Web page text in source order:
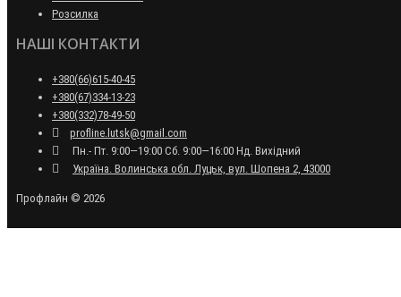
Розсилка
НАШІ КОНТАКТИ
+380(66)615-40-45
+380(67)334-13-23
+380(332)78-49-50
profline.lutsk@gmail.com
Пн.- Пт. 9:00—19:00 Сб. 9:00—16:00 Нд. Вихідний
Україна. Волинська обл. Луцьк, вул. Шопена 2, 43000
Профлайн © 2026